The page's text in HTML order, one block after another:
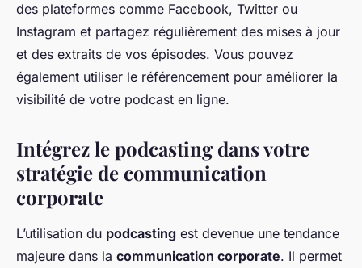
des plateformes comme Facebook, Twitter ou
Instagram et partagez régulièrement des mises à jour
et des extraits de vos épisodes. Vous pouvez
également utiliser le référencement pour améliorer la
visibilité de votre podcast en ligne.
Intégrez le podcasting dans votre
stratégie de communication
corporate
L’utilisation du podcasting est devenue une tendance
majeure dans la communication corporate. Il permet